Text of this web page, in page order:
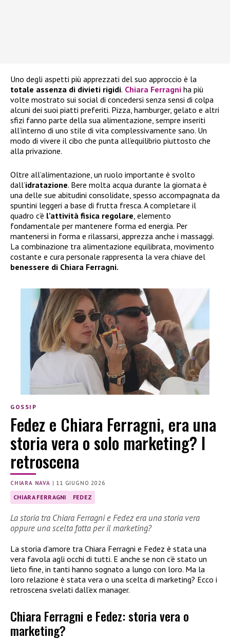
Uno degli aspetti più apprezzati del suo approccio è la
totale assenza di divieti rigidi. Chiara Ferragni ha più
volte mostrato sui social di concedersi senza sensi di colpa
alcuni dei suoi piatti preferiti. Pizza, hamburger, gelato e altri
sfizi fanno parte della sua alimentazione, sempre inseriti
all’interno di uno stile di vita complessivamente sano. Un
modo di vivere il cibo che punta all’equilibrio piuttosto che
alla privazione.
Oltre all’alimentazione, un ruolo importante è svolto
dall’idratazione. Bere molta acqua durante la giornata è
una delle sue abitudini consolidate, spesso accompagnata da
spuntini leggeri a base di frutta fresca. A completare il
quadro c’è l’attività fisica regolare, elemento
fondamentale per mantenere forma ed energia. Per
mantenersi in forma e rilassarsi, apprezza anche i massaggi.
La combinazione tra alimentazione equilibrata, movimento
costante e cura personale rappresenta la vera chiave del
benessere di Chiara Ferragni.
GOSSIP
Fedez e Chiara Ferragni, era una
storia vera o solo marketing? I
retroscena
CHIARA NAVA | 11 GIUGNO 2026
CHIARA FERRAGNI FEDEZ
La storia tra Chiara Ferragni e Fedez era una storia vera
oppure una scelta fatta per il marketing?
La storia d’amore tra Chiara Ferragni e Fedez è stata una
vera favola agli occhi di tutti. E anche se non c’è stato un
lieto fine, in tanti hanno sognato a lungo con loro. Ma la
loro relazione è stata vera o una scelta di marketing? Ecco i
retroscena svelati dall’ex manager.
Chiara Ferragni e Fedez: storia vera o
marketing?